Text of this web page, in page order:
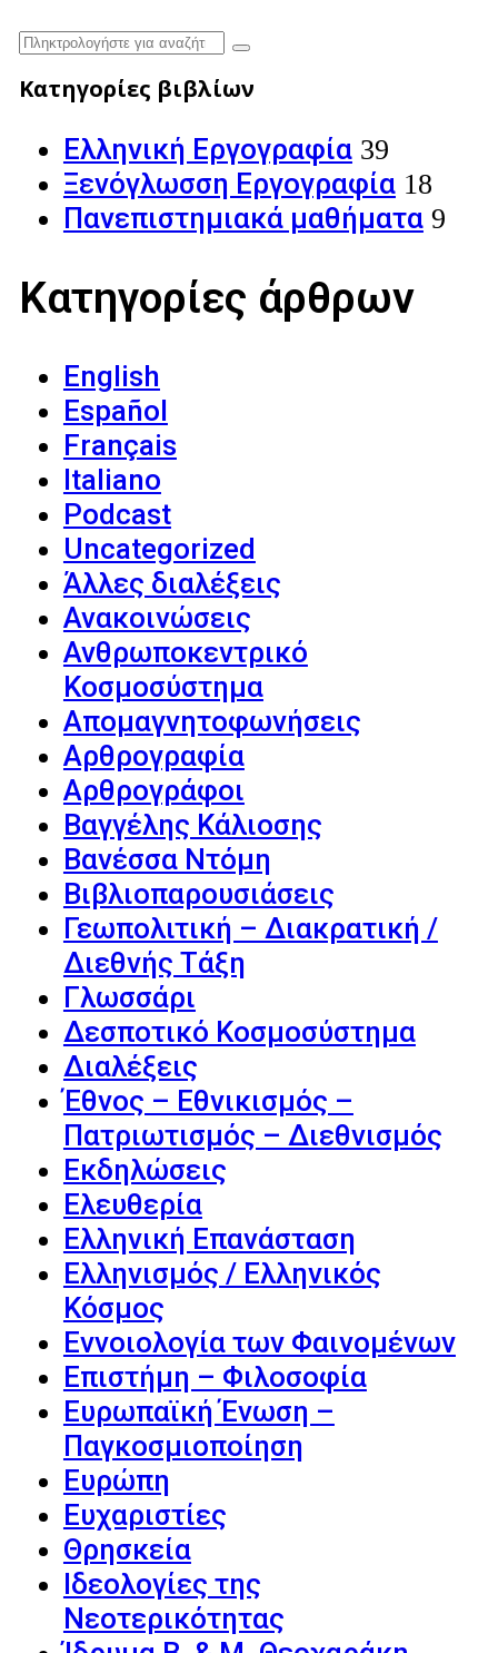
Κατηγορίες βιβλίων
Ελληνική Εργογραφία 39
Ξενόγλωσση Εργογραφία 18
Πανεπιστημιακά μαθήματα 9
Κατηγορίες άρθρων
English
Español
Français
Italiano
Podcast
Uncategorized
Άλλες διαλέξεις
Ανακοινώσεις
Ανθρωποκεντρικό
Κοσμοσύστημα
Απομαγνητοφωνήσεις
Αρθρογραφία
Αρθρογράφοι
Βαγγέλης Κάλιοσης
Βανέσσα Ντόμη
Βιβλιοπαρουσιάσεις
Γεωπολιτική – Διακρατική /
Διεθνής Τάξη
Γλωσσάρι
Δεσποτικό Κοσμοσύστημα
Διαλέξεις
Έθνος – Εθνικισμός –
Πατριωτισμός – Διεθνισμός
Εκδηλώσεις
Ελευθερία
Ελληνική Επανάσταση
Ελληνισμός / Ελληνικός
Κόσμος
Εννοιολογία των Φαινομένων
Επιστήμη – Φιλοσοφία
Ευρωπαϊκή Ένωση –
Παγκοσμιοποίηση
Ευρώπη
Ευχαριστίες
Θρησκεία
Ιδεολογίες της
Νεοτερικότητας